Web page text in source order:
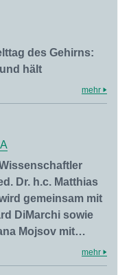
des Gehirns:
hält
mehr
Dr. h.c. Matthias
gemeinsam mit
DiMarchi sowie
Mojsov mit…
mehr